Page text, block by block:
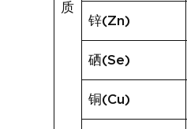
质
锌(Zn)
硒(Se)
铜(Cu)